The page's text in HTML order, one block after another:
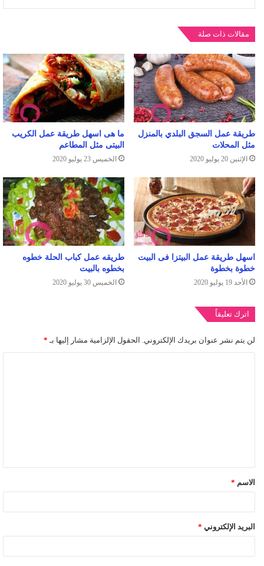
مقالات ذات صلة
طريقة عمل السجق البلدي بالمنزل
مثل المحلات
الإثنين 20 يوليو 2020
ما هى اسهل طريقة عمل الكريب
البيتى مثل المطاعم
الخميس 23 يوليو 2020
اسهل طريقة عمل البيتزا فى البيت
خطوة بخطوة
الأحد 19 يوليو 2020
طريقه عمل كباب الحلة خطوه
بخطوه بالبيت
الخميس 30 يوليو 2020
اترك تعليقاً
لن يتم نشر عنوان بريدك الإلكتروني. الحقول الإلزامية مشار إليها بـ *
ق
*الاسم *
البريد الإلكتروني *